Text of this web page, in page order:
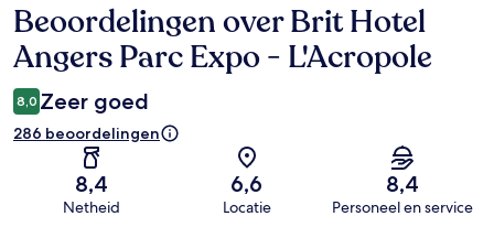
Beoordelingen
Beoordelingen over Brit Hotel
Angers Parc Expo - L'Acropole
8,0 Zeer goed
286 beoordelingen
8,4
Netheid
6,6
Locatie
8,4
Personeel en service